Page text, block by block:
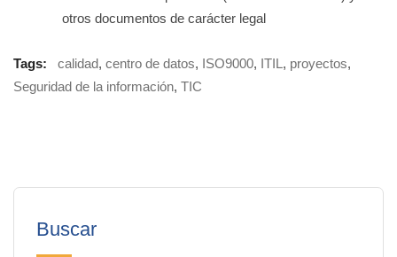
otros documentos de carácter legal
Tags: calidad, centro de datos, ISO9000, ITIL , proyectos,
Seguridad de la información, TIC
Buscar